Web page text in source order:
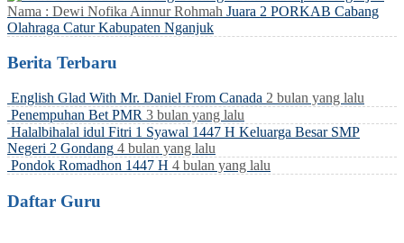
Nama : Dewi Nofika Ainnur Rohmah Juara 2 PORKAB Cabang
Olahraga Catur Kabupaten Nganjuk
Berita Terbaru
English Glad With Mr. Daniel From Canada 2 bulan yang lalu
Penempuhan Bet PMR 3 bulan yang lalu
Halalbihalal idul Fitri 1 Syawal 1447 H Keluarga Besar SMP
Negeri 2 Gondang 4 bulan yang lalu
Pondok Romadhon 1447 H 4 bulan yang lalu
Daftar Guru